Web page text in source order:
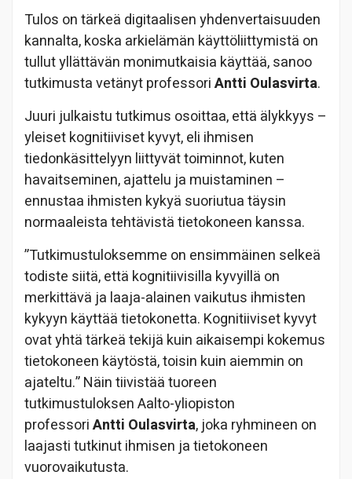
Tulos on tärkeä digitaalisen yhdenvertaisuuden
kannalta, koska arkielämän käyttöliittymistä on
tullut yllättävän monimutkaisia käyttää, sanoo
tutkimusta vetänyt professoriAntti Oulasvirta.
Juuri julkaistu tutkimus osoittaa, että älykkyys –
yleiset kognitiiviset kyvyt, eli ihmisen
tiedonkäsittelyyn liittyvät toiminnot, kuten
havaitseminen, ajattelu ja muistaminen –
ennustaa ihmisten kykyä suoriutua täysin
normaaleista tehtävistä tietokoneen kanssa.
”Tutkimustuloksemme on ensimmäinen selkeä
todiste siitä, että kognitiivisilla kyvyillä on
merkittävä ja laaja-alainen vaikutus ihmisten
kykyyn käyttää tietokonetta. Kognitiiviset kyvyt
ovat yhtä tärkeä tekijä kuin aikaisempi kokemus
tietokoneen käytöstä, toisin kuin aiemmin on
ajateltu.” Näin tiivistää tuoreen
tutkimustuloksen Aalto-yliopiston
professoriAntti Oulasvirta, joka ryhmineen on
laajasti tutkinut ihmisen ja tietokoneen
vuorovaikutusta.